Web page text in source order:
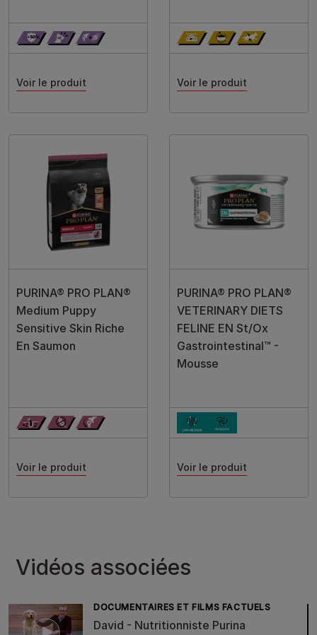
Voir le produit Voir le produit
PURINA® PRO PLAN®
Medium Puppy
Sensitive Skin Riche
En Saumon
Voir le produit
PURINA® PRO PLAN®
VETERINARY DIETS
FELINE EN St/Ox
Gastrointestinal™ -
Mousse
Voir le produit
Vidéos associées
DOCUMENTAIRES ET FILMS FACTUELS
David - Nutritionniste Purina